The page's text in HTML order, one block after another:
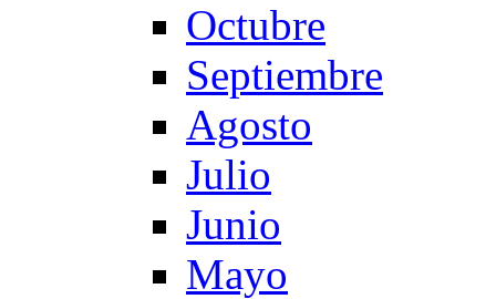
Octubre
Septiembre
Agosto
Julio
Junio
Mayo